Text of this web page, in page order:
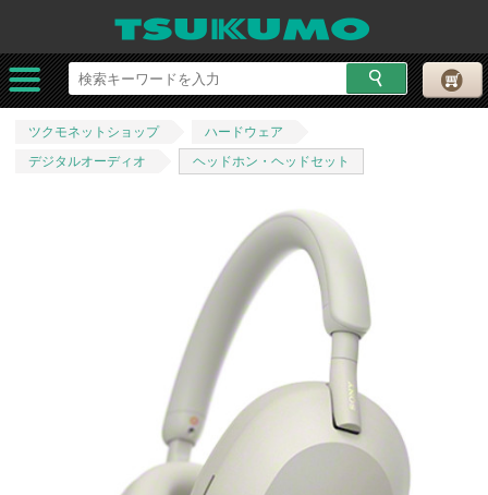
ツクモネットショップ
ハードウェア
デジタルオーディオ
ヘッドホン・ヘッドセット